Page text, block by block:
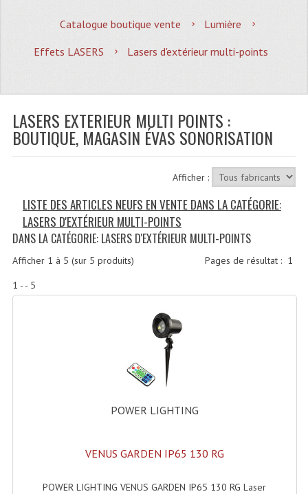
MAGASIN
Quoi De Neuf?
Plan Acces, Horaires.
Location De Matériel
Recevoir Nos Promotions
Sonorisation
Accessoires Pieds Cellules Diamants
Accessoires Enceintes
Diamants
Catalogue boutique vente
Lumière
Effets LASERS
Lasers d'extérieur multi-points
LASERS EXTERIEUR MULTI POINTS :
BOUTIQUE, MAGASIN ÉVAS SONORISATION
Afficher :
LISTE DES ARTICLES NEUFS EN VENTE DANS LA CATÉGORIE:
LASERS D'EXTÉRIEUR MULTI-POINTS
DANS LA CATÉGORIE: LASERS D'EXTÉRIEUR MULTI-POINTS
Pages de résultat : 1
Afficher 1 à 5 (sur 5 produits)
1 - - 5
POWER LIGHTING
VENUS GARDEN IP65 130 RG
POWER LIGHTING VENUS GARDEN IP65 130 RG Laser